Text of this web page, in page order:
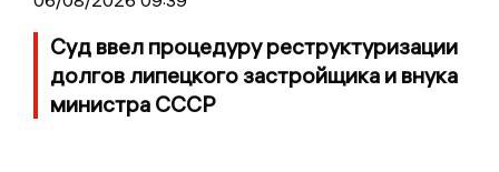
Суд ввел процедуру реструктуризации
долгов липецкого застройщика и внука
министра СССР